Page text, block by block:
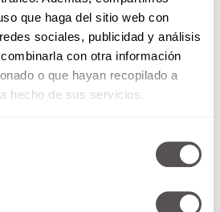
que haga del sitio web con
sociales, publicidad y análisis
con otra información
o que hayan recopilado a
hecho de sus servicios.
que somos
o hembras alpha y
de fuerza en
de ganar fuerza